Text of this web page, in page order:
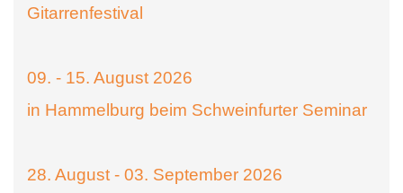
Gitarrenfestival
09. - 15. August 2026
in Hammelburg beim Schweinfurter Seminar
28. August - 03. September 2026